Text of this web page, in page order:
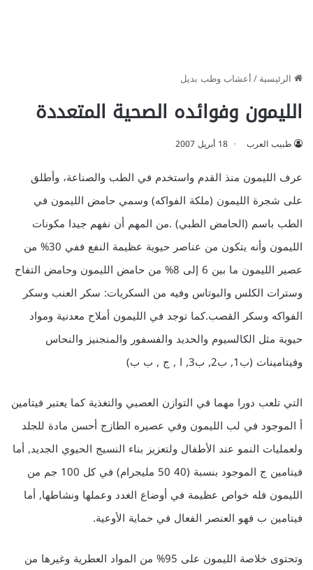
الرئيسية/أعشاب وطب بديل
الليمون وفوائده الصحية المتعددة
طبيب العرب 18 أبريل 2007
عرف الليمون منذ القدم واستخدم في الطب والصناعة، وأطلق
على شجرة الليمون (ملكة الفواكه) وسمي حامض الليمون في
الطب باسم (الحامض الطبي) .من المهم أن نفهم جيدا مكونات
الليمون وأنه يتكون من عناصر حيوية عظيمة النفع ففي 30% من
عصير الليمون ما بين 6 إلى 8% من حامض الليمون وحامض التفاح
وسترات الكلس والبوتاس وفيه من السكريات: سكر العنب وسكر
الفواكه وسكر القصب.كما توجد في الليمون أملاح معدنية ومواد
حيوية مثل الكالسيوم والحديد والفسفور والمنجنيز والنحاس
وفيتامينات (ب1, ب2, ب3, ا , ج , ب ب)
التي تلعب دورا مهما في التوازن العصبي والتغذية كما يعتبر فيتامين
أ الموجود في لب الليمون وفي عصيره الطازج أحسن مادة للجلد
ولعمليات النمو عند الأطفال ولتعزيز بناء النسيج الحيوي الجديد, أما
فيتامين ج الموجود بنسبة (40 50 مليجرام) في كل 100 جم من
الليمون فله خواص عظيمة في أوضاع الغدد وعملها ونشاطها, أما
فيتامين ب فهو العنصر الفعال في حماية الأوعية.
وتحتوى خلاصة الليمون على 95% من المواد العطرية وغيرها من